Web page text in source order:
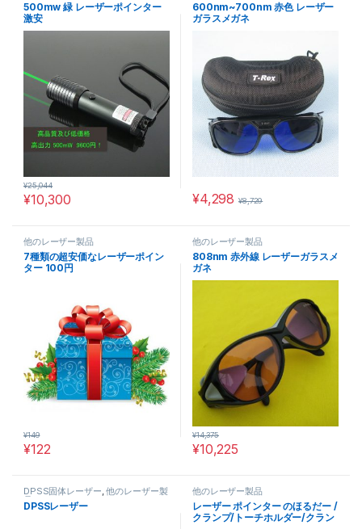
500mw 緑 レーザーポインター
激安
¥10,300
¥25,044
600nm~700nm 赤色 レーザー
ガラスメガネ
¥4,298 ¥8,729
他のレーザー製品
7種類の超安価なレーザーポイン
ター 100円
¥122
¥149
この商品には複数のバリエーションがあります。 オプションは商
他のレーザー製品
808nm 赤外線 レーザーガラスメ
ガネ
¥10,225
¥14,375
DPSS固体レーザー,他のレーザー製
品
DPSSレーザー
他のレーザー製品
レーザー ポインター のほるだー /
クランプ/トーチホルダー/クラン